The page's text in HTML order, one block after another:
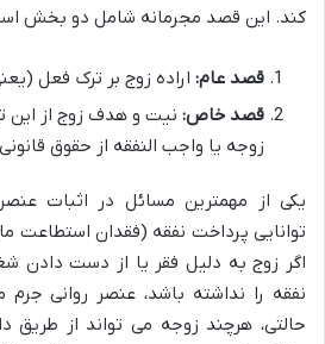
کند. این قصد مجرمانه شامل دو بخش
قصد عام: اراده زوج بر ترک فعل
قصد خاص: نیت و هدف زوج از این
زوجه یا واجب النفقه از حقوق
یکی از مهمترین مسائل در اثبات
توانایی پرداخت نفقه (فقدان استطاعت
اگر زوج به دلیل فقر یا از دست دادن
نفقه را نداشته باشد، عنصر روانی
حالتی، هرچند زوجه می تواند از طریق